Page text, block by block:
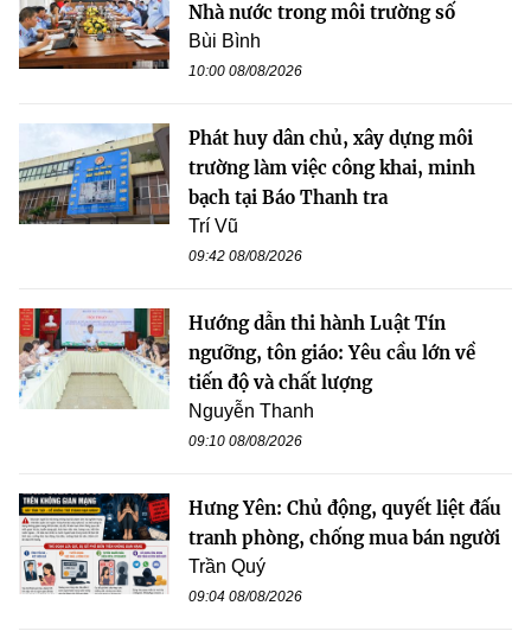
Nhà nước trong môi trường số
Bùi Bình
10:00 08/08/2026
Phát huy dân chủ, xây dựng môi
trường làm việc công khai, minh
bạch tại Báo Thanh tra
Trí Vũ
09:42 08/08/2026
Hướng dẫn thi hành Luật Tín
ngưỡng, tôn giáo: Yêu cầu lớn về
tiến độ và chất lượng
Nguyễn Thanh
09:10 08/08/2026
Hưng Yên: Chủ động, quyết liệt đấu
tranh phòng, chống mua bán người
Trần Quý
09:04 08/08/2026